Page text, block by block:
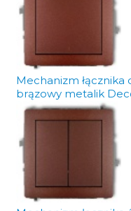
Mechanizm
brązowy metalik